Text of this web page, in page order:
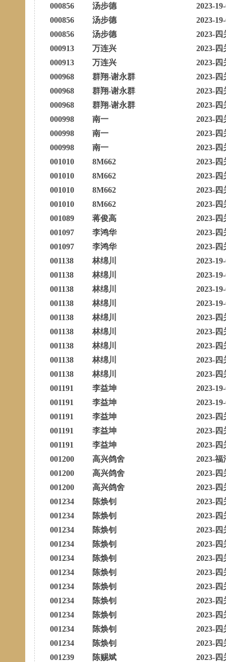
000856
汤步德
2023-
000856
汤步德
2023-
000856
汤步德
2023-四
000913
万连兴
2023-四
000913
万连兴
2023-四
000968
群翔-谢永群
2023-四
000968
群翔-谢永群
2023-四
000968
群翔-谢永群
2023-四
000998
南一
2023-四
000998
南一
2023-四
000998
南一
2023-四
001010
8M662
2023-四
001010
8M662
2023-四
001010
8M662
2023-四
001010
8M662
2023-四
001089
蒋俊高
2023-四
001097
李鸿华
2023-四
001097
李鸿华
2023-四
001138
林绵川
2023-
001138
林绵川
2023-
001138
林绵川
2023-
001138
林绵川
2023-
001138
林绵川
2023-四
001138
林绵川
2023-四
001138
林绵川
2023-四
001138
林绵川
2023-四
001138
林绵川
2023-四
001191
李益坤
2023-
001191
李益坤
2023-
001191
李益坤
2023-四
001191
李益坤
2023-四
001191
李益坤
2023-四
001200
高兴鸽舍
2023-福
001200
高兴鸽舍
2023-四
001200
高兴鸽舍
2023-四
001234
陈焕钊
2023-四
001234
陈焕钊
2023-四
001234
陈焕钊
2023-四
001234
陈焕钊
2023-四
001234
陈焕钊
2023-四
001234
陈焕钊
2023-四
001234
陈焕钊
2023-四
001234
陈焕钊
2023-四
001234
陈焕钊
2023-四
001234
陈焕钊
2023-四
001234
陈焕钊
2023-四
001239
陈赐斌
2023-四